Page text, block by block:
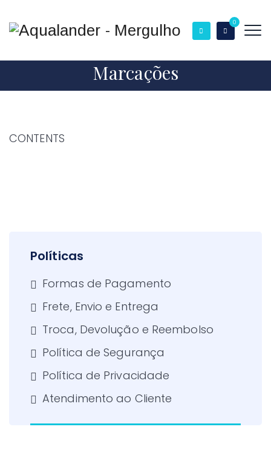
0
Marcações
CONTENTS
Políticas
Formas de Pagamento
Frete, Envio e Entrega
Troca, Devolução e Reembolso
Política de Segurança
Política de Privacidade
Atendimento ao Cliente